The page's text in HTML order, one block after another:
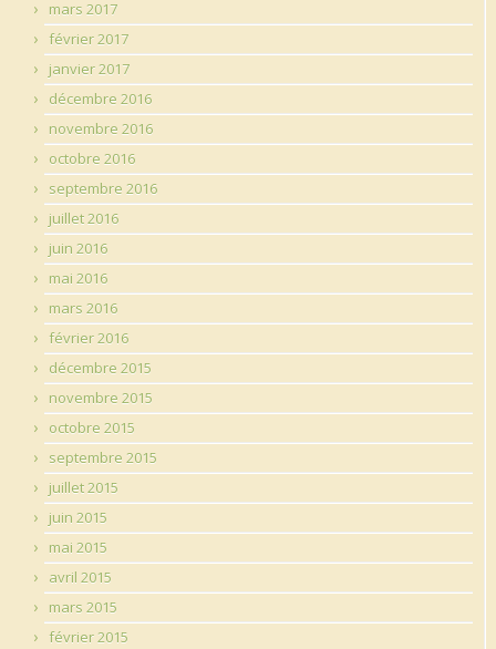
mars 2017
février 2017
janvier 2017
décembre 2016
novembre 2016
octobre 2016
septembre 2016
juillet 2016
juin 2016
mai 2016
mars 2016
février 2016
décembre 2015
novembre 2015
octobre 2015
septembre 2015
juillet 2015
juin 2015
mai 2015
avril 2015
mars 2015
février 2015